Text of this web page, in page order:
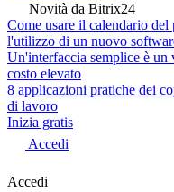
Novità da Bitrix24
Come usare il calendario del
l'utilizzo di un nuovo
Un'interfaccia semplice è
costo elevato
8 applicazioni pratiche dei
di lavoro
Inizia gratis
Accedi
Accedi